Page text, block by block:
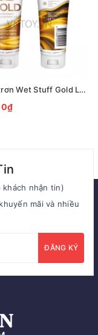
Gel bôi trơn Wet Stuff Gold Long Lasting tăng khoái cảm nữ
khách nhận tin)
mãi và nhiều
ĐĂNG KÝ